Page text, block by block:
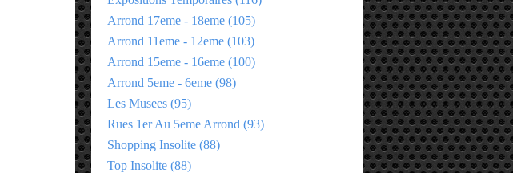
Arrond 17eme - 18eme (105)
Arrond 11eme - 12eme (103)
Arrond 15eme - 16eme (100)
Arrond 5eme - 6eme (98)
Les Musees (95)
Rues 1er Au 5eme Arrond (93)
Shopping Insolite (88)
Top Insolite (88)